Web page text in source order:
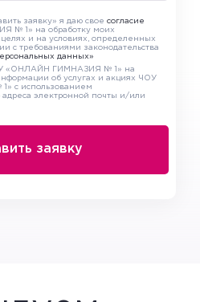
заявку» я даю свое согласие
№ 1» на обработку моих
и на условиях, определенных
с требованиями законодательства
данных»
«ОНЛАЙН ГИМНАЗИЯ № 1» на
об услугах и акциях ЧОУ
с использованием
электронной почты и/или